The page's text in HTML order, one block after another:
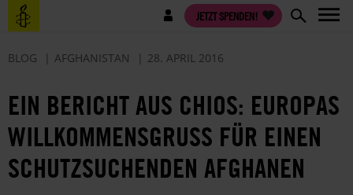
Direkt
zum
Benutzermenü JETZT SPENDEN!
BLOG AFGHANISTAN 28. APRIL 2016
EIN BERICHT AUS CHIOS: EUROPAS
WILLKOMMENSGRUSS FÜR EINEN S
CHUTZSUCHENDEN AFGHANEN